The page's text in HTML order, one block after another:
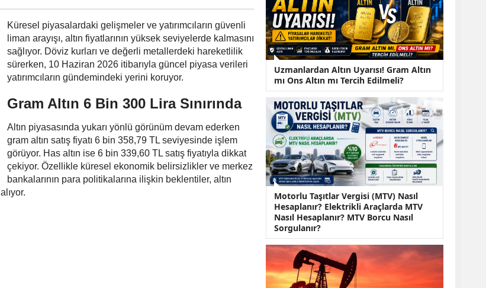
Küresel piyasalardaki gelişmeler ve yatırımcıların güvenli
liman arayışı, altın fiyatlarının yüksek seviyelerde kalmasını
sağlıyor. Döviz kurları ve değerli metallerdeki hareketlilik
sürerken, 10 Haziran 2026 itibarıyla güncel piyasa verileri
yatırımcıların gündemindeki yerini koruyor.
Gram Altın 6 Bin 300 Lira Sınırında
Altın piyasasında yukarı yönlü görünüm devam ederken
gram altın satış fiyatı 6 bin 358,79 TL seviyesinde işlem
görüyor. Has altın ise 6 bin 339,60 TL satış fiyatıyla dikkat
çekiyor. Özellikle küresel ekonomik belirsizlikler ve merkez
bankalarının para politikalarına ilişkin beklentiler, altın
ABD-İran Anlaşması
Sonrası Altın Rekora
Koştu, Petrol
Fiyatları Sert Düştü
Temmuz 2026 Maaş
Zammı Netleşiyor!
Memur, Emekli ve
Sosyal Yardımlarda
Yeni Oranlar
KOSGEB’den
KOBİ’lere Dev
Finansman Hamlesi:
36 Ay Vadeli 30
Milyon TL Destek
Emekli Maaşlarında
Temmuz Hesabı:
Zam Oranı ve Taban
Aylık İçin Yeni
Uzmanlardan Altın Uyarısı! Gram Altın
mı Ons Altın mı Tercih Edilmeli?
Motorlu Taşıtlar Vergisi (MTV) Nasıl
Hesaplanır? Elektrikli Araçlarda MTV
Nasıl Hesaplanır? MTV Borcu Nasıl
Sorgulanır?